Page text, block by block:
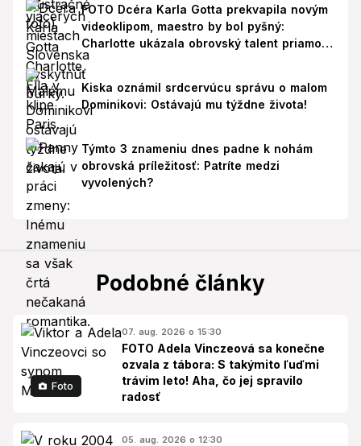
FOTO Dcéra Karla Gotta prekvapila novým
videoklipom, maestro by bol pyšný:
Charlotte ukázala obrovský talent priamo v
Paríži!
Kiska oznámil srdcervúcu správu o malom
Dominikovi: Ostávajú mu týždne života!
Týmto 3 znameniu dnes padne k nohám
obrovská príležitosť: Patríte medzi
vyvolených?
Podobné články
Foto
07. aug. 2026 o 15:30
FOTO Adela Vinczeová sa konečne
ozvala z tábora: S takýmito ľuďmi
trávim leto! Aha, čo jej spravilo
radosť
05. aug. 2026 o 12:30